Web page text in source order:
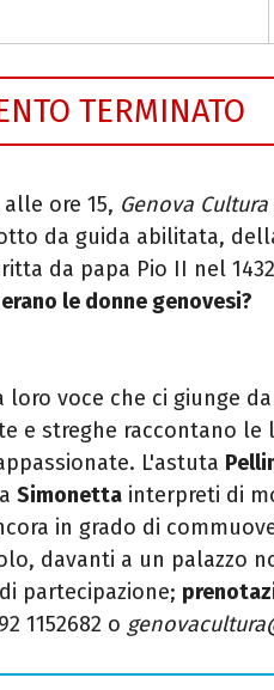
TERMINATO
alle ore 15, Genova Cultura
da guida abilitata,
da papa Pio II nel
le donne genovesi?
voce che ci giunge
e streghe raccontano le
L'astuta
Simonetta interpreti di
in grado di
davanti a un palazzo
partecipazione;
1152682 o